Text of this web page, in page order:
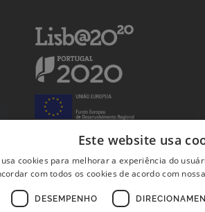
Este website usa
cookies para melhorar a experiência do
com todos os cookies de acordo com
DESEMPENHO